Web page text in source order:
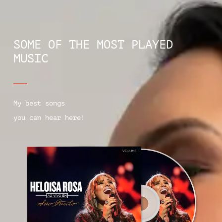
SOME OF THE MOST PLAYED
MUSIC
My best songs
you can hear here!